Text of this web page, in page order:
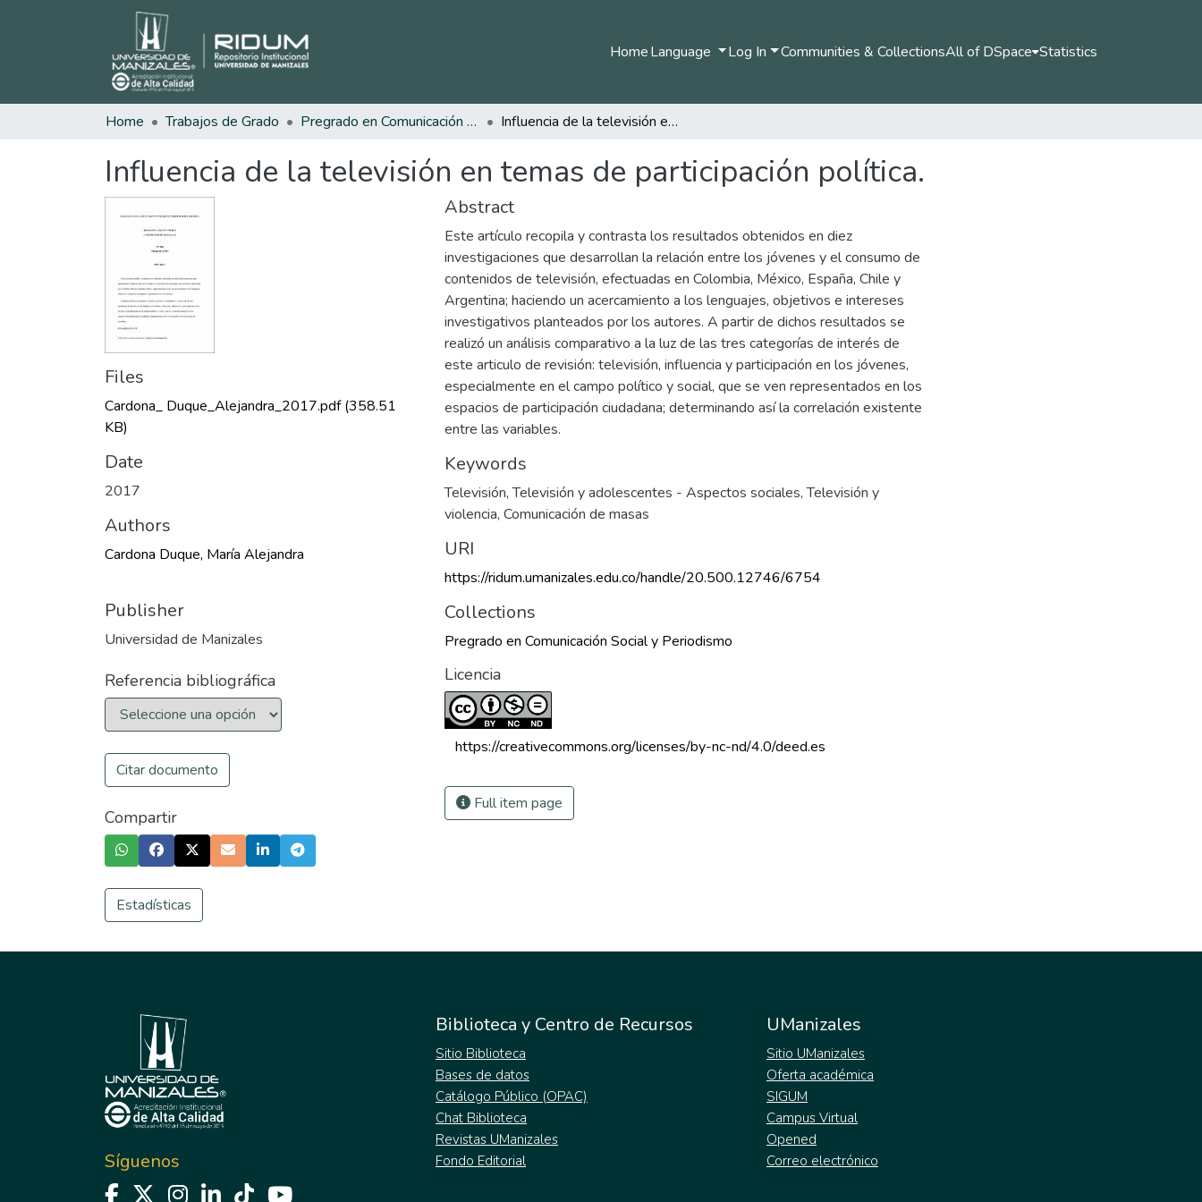
HomeLanguage Log In Communities & CollectionsAll of DSpace Statistics
Home Trabajos de Grado Pregrado en Comunicación Social y Periodismo Influencia de la televisión en temas de participación política.
Influencia de la televisión en temas de participación política.
Files
Cardona_ Duque_Alejandra_2017.pdf(358.51
KB)
Date
2017
Authors
Cardona Duque, María Alejandra
Publisher
Universidad de Manizales
Referencia bibliográfica
Citar documento
Compartir
Estadísticas
Abstract
Este artículo recopila y contrasta los resultados obtenidos en diez
investigaciones que desarrollan la relación entre los jóvenes y el consumo de
contenidos de televisión, efectuadas en Colombia, México, España, Chile y
Argentina; haciendo un acercamiento a los lenguajes, objetivos e intereses
investigativos planteados por los autores. A partir de dichos resultados se
realizó un análisis comparativo a la luz de las tres categorías de interés de
este articulo de revisión: televisión, influencia y participación en los jóvenes,
especialmente en el campo político y social, que se ven representados en los
espacios de participación ciudadana; determinando así la correlación existente
entre las variables.
Keywords
Televisión,Televisión y adolescentes - Aspectos sociales,Televisión y
violencia, Comunicación de masas
URI
https://ridum.umanizales.edu.co/handle/20.500.12746/6754
Collections
Pregrado en Comunicación Social y Periodismo
Licencia
https://creativecommons.org/licenses/by-nc-nd/4.0/deed.es
Full item page
Síguenos
Biblioteca y Centro de Recursos
Sitio Biblioteca
Bases de datos
Catálogo Público (OPAC)
Chat Biblioteca
Revistas UManizales
Fondo Editorial
UManizales
Sitio UManizales
Oferta académica
SIGUM
Campus Virtual
Opened
Correo electrónico